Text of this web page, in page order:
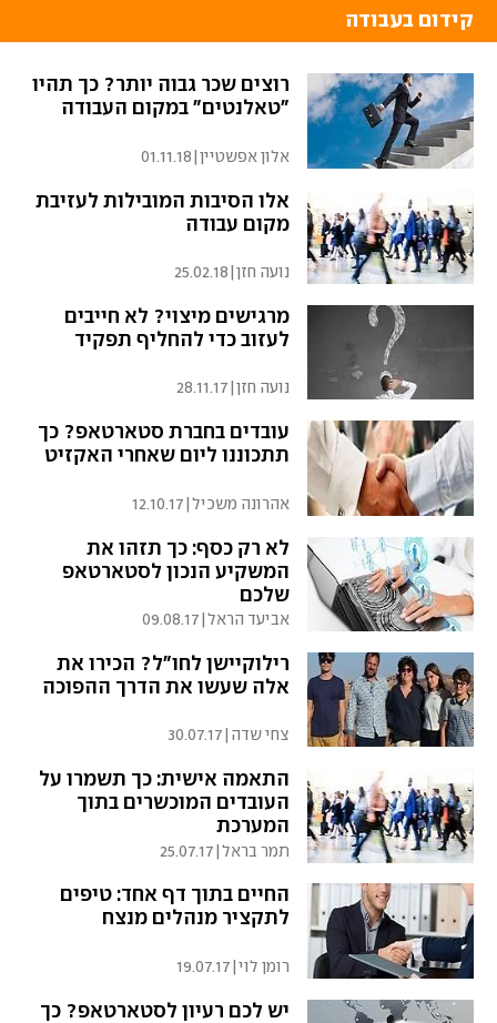
קידום בעבודה
רוצים שכר גבוה יותר? כך תהיו
"טאלנטים" במקום העבודה
אלון אפשטיין|
01.11.18
אלו הסיבות המובילות לעזיבת
מקום עבודה
נועה חזן|
25.02.18
מרגישים מיצוי? לא חייבים
לעזוב כדי להחליף תפקיד
נועה חזן|
28.11.17
עובדים בחברת סטארטאפ? כך
תתכוננו ליום שאחרי האקזיט
אהרונה משכיל|
12.10.17
לא רק כסף: כך תזהו את
המשקיע הנכון לסטארטאפ
שלכם
אביעד הראל|
09.08.17
רילוקיישן לחו"ל? הכירו את
אלה שעשו את הדרך ההפוכה
צחי שדה 30.07.17
התאמה אישית: כך תשמרו על
העובדים המוכשרים בתוך
המערכת
תמר בראל|
25.07.17
החיים בתוך דף אחד: טיפים
לתקציר מנהלים מנצח
רומן לוי|
19.07.17
יש לכם רעיון לסטארטאפ? כך